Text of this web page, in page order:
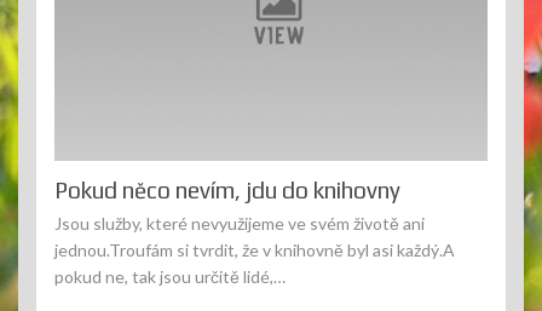
Pokud něco nevím, jdu do knihovny
Jsou služby, které nevyužijeme ve svém životě ani
jednou.Troufám si tvrdit, že v knihovně byl asi každý.A
pokud ne, tak jsou určitě lidé,…